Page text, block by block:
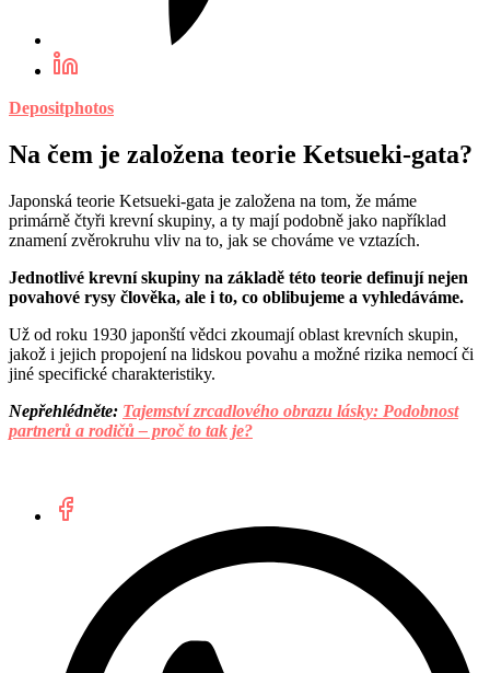
Depositphotos
Na čem je založena teorie Ketsueki-gata?
Japonská teorie Ketsueki-gata je založena na tom, že máme
primárně čtyři krevní skupiny, a ty mají podobně jako například
znamení zvěrokruhu vliv na to, jak se chováme ve vztazích.
Jednotlivé krevní skupiny na základě této teorie definují nejen
povahové rysy člověka, ale i to, co oblibujeme a vyhledáváme.
Už od roku 1930 japonští vědci zkoumají oblast krevních skupin,
jakož i jejich propojení na lidskou povahu a možné rizika nemocí či
jiné specifické charakteristiky.
Nepřehlédněte: Tajemství zrcadlového obrazu lásky: Podobnost
partnerů a rodičů – proč to tak je?